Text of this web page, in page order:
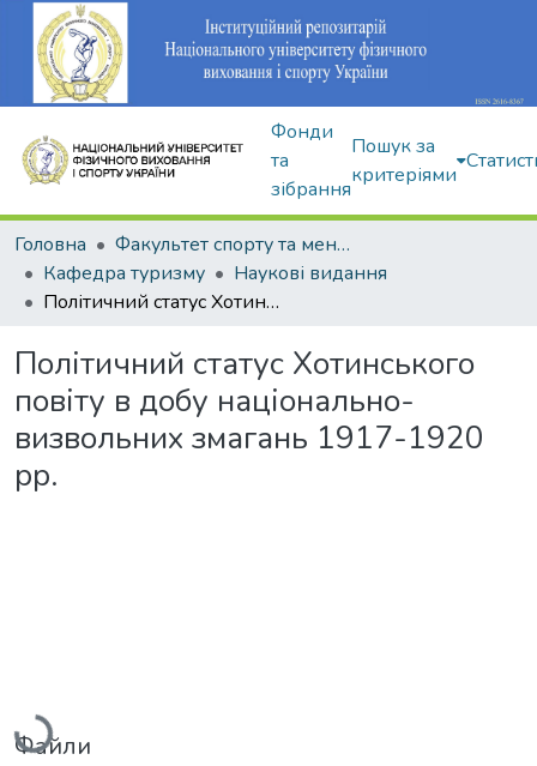
Фонди
та
зібрання
Пошук за
критеріями
Головна
Факультет спорту та менеджменту
Кафедра туризму
Наукові видання
Політичний статус Хотинського повіту в добу національно-визвольних змагань 1917-1920 рр.
Політичний статус Хотинського
повіту в добу національно-
визвольних змагань 1917-1920
рр.
Вантажиться...
Файли